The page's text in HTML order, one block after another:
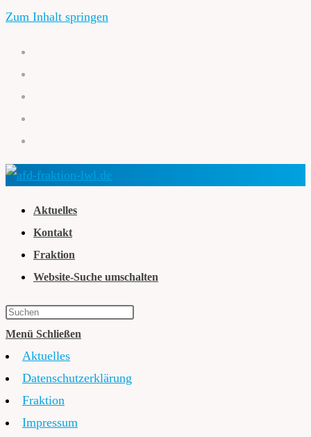
Zum Inhalt springen
Aktuelles
Kontakt
Fraktion
Website-Suche umschalten
Menü Schließen
Aktuelles
Datenschutzerklärung
Fraktion
Impressum